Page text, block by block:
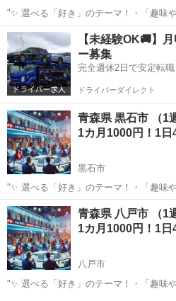
"✨ 選べる「好き」のテーマ！・「趣味
楽、ペットなど、好きなものをもっと
⏰ 1日4回のタイムリーな配信 7:00: 目
ト！12:0...
青森 五所川原市 その他
【未経験OK🚚】
ー募集
完全週休2日で安定転職
ドライバーダイレクト
青森県 黒石市 （1週間無料トライアルあり）
1カ月1000円！1
黒石市
"✨ 選べる「好き」のテーマ！・「趣味
楽、ペットなど、好きなものをもっと
⏰ 1日4回のタイムリーな配信 7:00: 目
ト！12:0...
青森 黒石市 その他
青森県 八戸市 （1週間無料トライアルあり）
1カ月1000円！1
八戸市
"✨ 選べる「好き」のテーマ！・「趣味